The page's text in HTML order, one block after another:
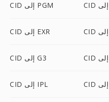
CID إلى PGM
CID إلى EXR
CID إلى G3
CID إلى IPL